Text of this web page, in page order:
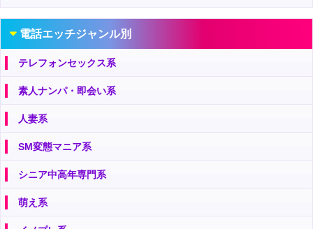
電話エッチジャンル別
テレフォンセックス系
素人ナンパ・即会い系
人妻系
SM変態マニア系
シニア中高年専門系
萌え系